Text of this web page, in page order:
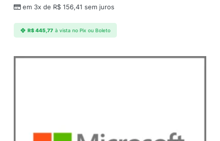
em 3x de R$ 156,41 sem juros
R$445,77 à vista no Pix ou Boleto